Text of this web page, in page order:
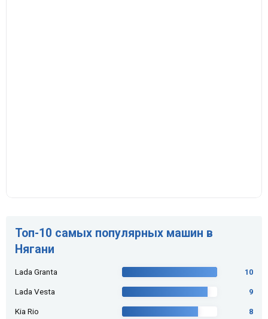
Топ-10 самых популярных машин в
Нягани
Lada Granta 10
Lada Vesta 9
Kia Rio 8